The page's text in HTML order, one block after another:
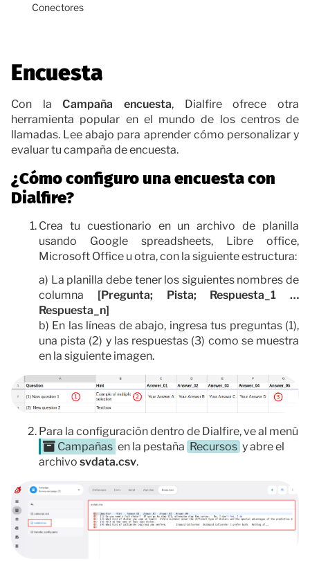
Conectores
Encuesta
Con laCampaña encuesta, Dialfire ofrece otra
herramienta popular en el mundo de los centros de
llamadas. Lee abajo para aprender cómo personalizar y
evaluar tu campaña de encuesta.
¿Cómo configuro una encuesta con
Dialfire?
Crea tu cuestionario en un archivo de planilla
usando Google spreadsheets, Libre office,
Microsoft Office u otra, con la siguiente estructura:
a) La planilla debe tener los siguientes nombres de
columna [Pregunta; Pista; Respuesta_1 …
Respuesta_n]
b) En las líneas de abajo, ingresa tus preguntas (1),
una pista (2) y las respuestas (3) como se muestra
en la siguiente imagen.
Para la configuración dentro de Dialfire, ve al menú
Campañas en la pestaña Recursos y abre el
archivo svdata.csv.